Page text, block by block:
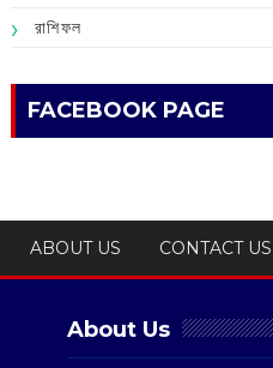
রাশিফল
FACEBOOK PAGE
ABOUT US CONTACT US
About Us